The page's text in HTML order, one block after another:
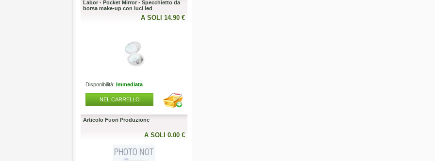
Labor - Pocket Mirror - Specchietto da
borsa make-up con luci led
A SOLI 14.90 €
Disponibilità: Immediata
NEL CARRELLO
Articolo Fuori Produzione
A SOLI 0.00 €
Jaguar -
Enhancing